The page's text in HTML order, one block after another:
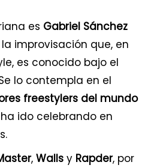
es Gabriel Sánchez
improvisación que, en
es conocido bajo el
lo contempla en el
freestylers del mundo
ido celebrando en
, Walls y Rapder, por